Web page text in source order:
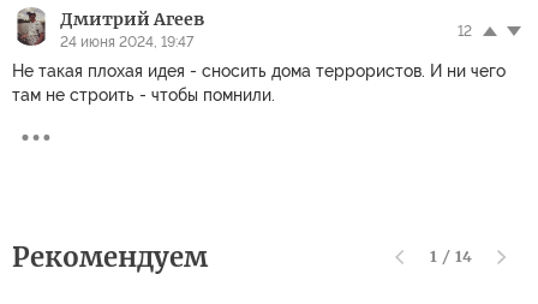
Дмитрий Агеев
24 июня 2024, 19:47
12
Не такая плохая идея - сносить дома террористов. И ни чего
там не строить - чтобы помнили.
Рекомендуем 1 / 14